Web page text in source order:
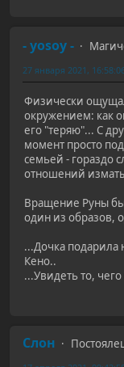
- yosoy -
27 января 2021,
Физически
окружением: как
его "теряю"... С
момент просто
семьей - гораздо
отношений
Вращение Руны
один из образов,
...Дочка подарила
Кено..
...Увидеть то,
Слон